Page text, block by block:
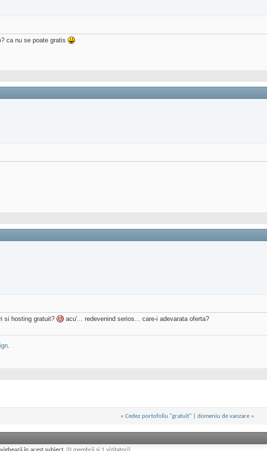
ca nu se poate gratis
si hosting gratuit? acu'... redevenind serios... care-i adevarata oferta?
.
« Cedez portofoliu "gratuit"| domeniu de vanzare »